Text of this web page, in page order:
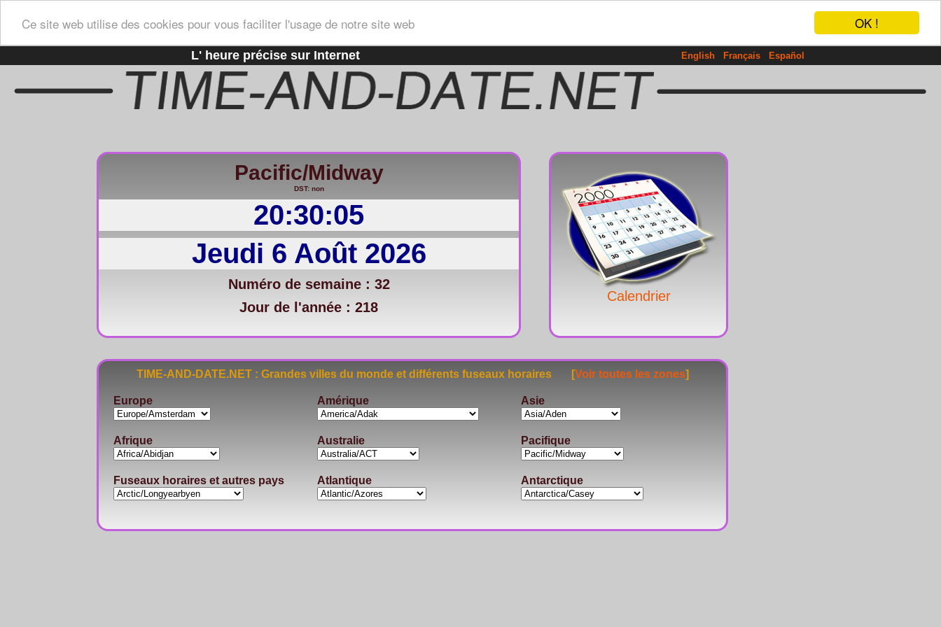
OK !
Ce site web utilise des cookies pour vous faciliter l'usage de notre site web
L' heure précise sur Internet English Français Español
Pacific/Midway
DST: non
20:30:05
Jeudi 6 Août 2026
Numéro de semaine : 32
Jour de l'année : 218
Calendrier
TIME-AND-DATE.NET : Grandes villes du monde et différents fuseaux horaires [Voir toutes les zones]
Europe Amérique Asie
Afrique Australie Pacifique
Fuseaux horaires et autres pays Atlantique Antarctique